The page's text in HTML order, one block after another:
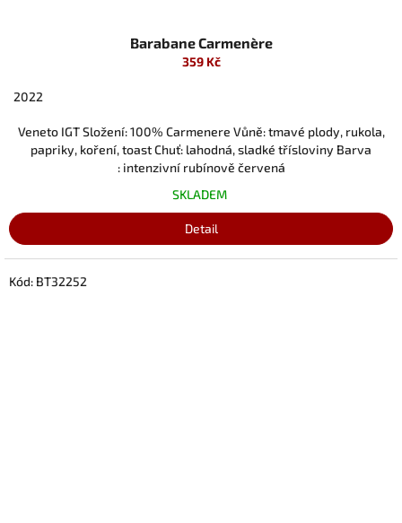
Barabane Carmenère
359 Kč
2022
Veneto IGT Složení: 100% Carmenere Vůně: tmavé plody, rukola,
papriky, koření, toast Chuť: lahodná, sladké třísloviny Barva
: intenzivní rubínově červená
SKLADEM
Detail
Kód: BT32252